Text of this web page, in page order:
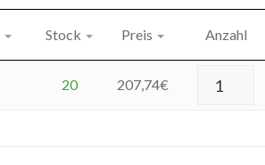
Stock Preis Anzahl
20 207,74€